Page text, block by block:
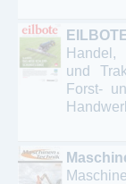
Handel,
und
Forst-